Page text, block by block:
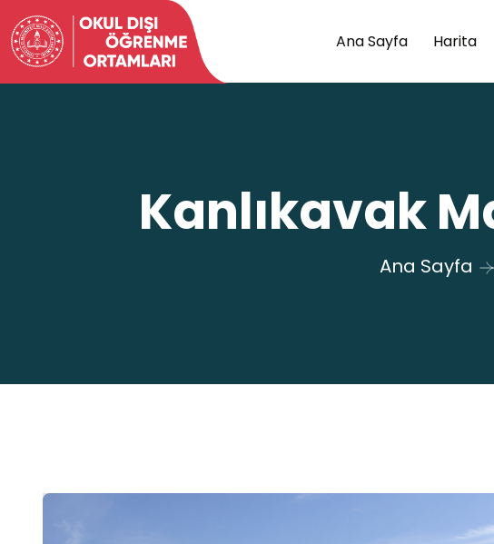
Ana Sayfa Harita
Kanlıkavak
Ana Sayfa